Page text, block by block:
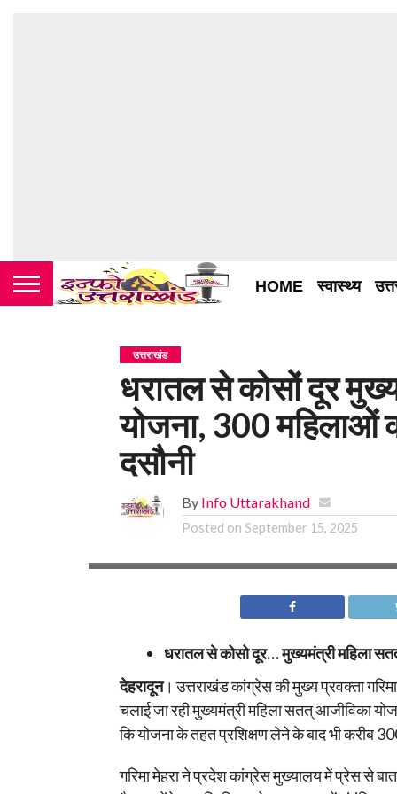
HOME स्वास्थ्य
उत्तराखंड
धरातल से कोसों दूर
योजना, 300 महिलाओं
दसौनी
By Info Uttarakhand
Posted on September 15, 2025
धरातल से कोसो दूर… मुख्यमंत्री महिला
देहरादून। उत्तराखंड कांग्रेस की मुख्य प्रवक्ता
चलाई जा रही मुख्यमंत्री महिला सतत् आजीविका
कि योजना के तहत प्रशिक्षण लेने के बाद भी करीब
गरिमा मेहरा ने प्रदेश कांग्रेस मुख्यालय में प्रेस से